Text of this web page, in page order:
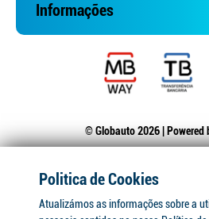
Informações
© Globauto 2026 | Powered
Politica de Cookies
Atualizámos as informações sobre a